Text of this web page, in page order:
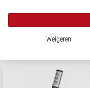
Weigeren